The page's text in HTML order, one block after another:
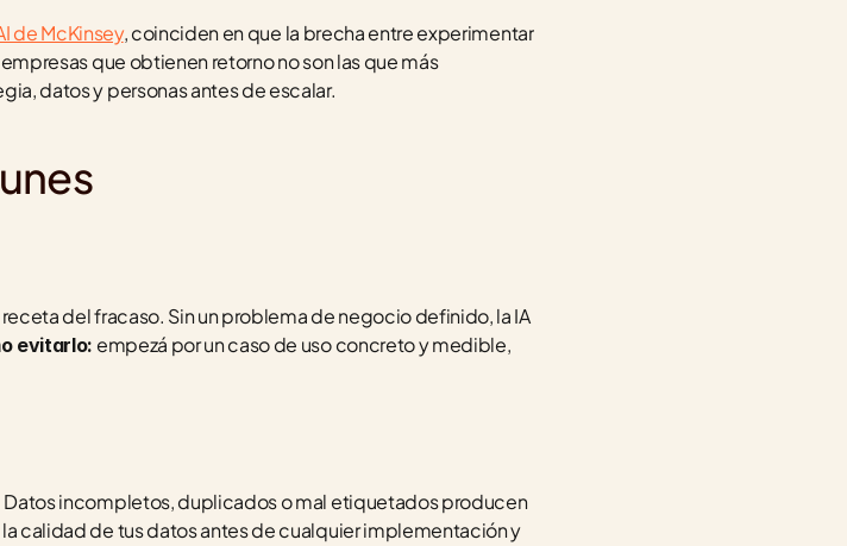
de McKinsey, coinciden en que la brecha entre experimentar
que obtienen retorno no son las que más
datos y personas antes de escalar.
del fracaso. Sin un problema de negocio definido, la IA
evitarlo: empezá por un caso de uso concreto y medible,
Datos incompletos, duplicados o mal etiquetados producen
calidad de tus datos antes de cualquier implementación y